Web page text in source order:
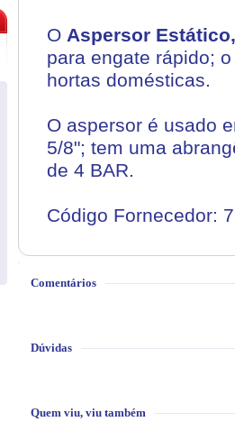
O Aspersor
para engate rápido; o
hortas domésticas.
O aspersor é usado
5/8"; tem uma
de 4 BAR.
Código Fornecedor:
Comentários
Dúvidas
Quem viu, viu também